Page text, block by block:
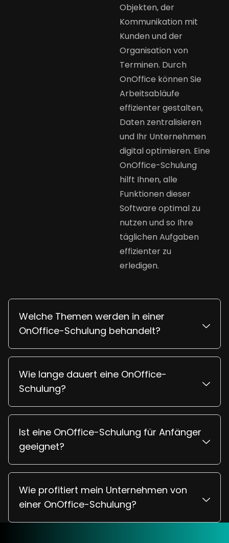
Objekten, der
Kommunikation mit
Kunden und der
Organisation von
Terminen. Durch
OnOffice können Sie
Arbeitsabläufe
effizienter gestalten,
Daten zentralisieren
und Ihr Unternehmen
digital optimieren. Eine
OnOffice-Schulung
hilft Ihnen, alle
Funktionen dieser
Software optimal zu
nutzen und so Ihre
täglichen Aufgaben
effizienter zu
erledigen.
Welche Themen werden in einer
OnOffice-Schulung behandelt?
Wie lange dauert eine OnOffice-
Schulung?
Ist eine OnOffice-Schulung für Anfänger
geeignet?
Wie profitiert mein Unternehmen von
einer OnOffice-Schulung?